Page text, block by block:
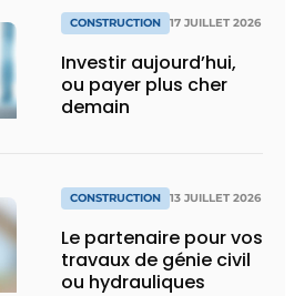
CONSTRUCTION 17 JUILLET 2026
Investir aujourd’hui,
ou payer plus cher
demain
CONSTRUCTION 13 JUILLET 2026
Le partenaire pour vos
travaux de génie civil
ou hydrauliques